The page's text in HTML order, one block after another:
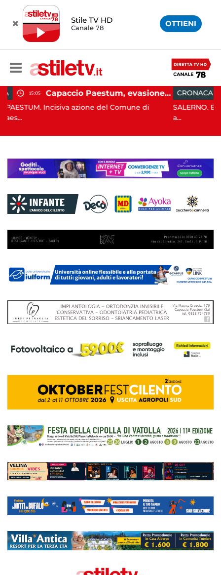
Stile TV HD
Canale 78 OTTIENI
Capaccio Paestum, evasione tassa di soggiorno: scoperte 49 strutture fantasma, elevate 132 sanzioni
del Comune di
CRONACA 13:55
SALERNO. E' stato scoperto solo